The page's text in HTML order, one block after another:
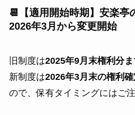
📆【適用開始時期】安楽亭
2026年3月から変更開始
旧制度は2025年9月末権利分
新制度は2026年3月末の権利
ので、保有タイミングにはご